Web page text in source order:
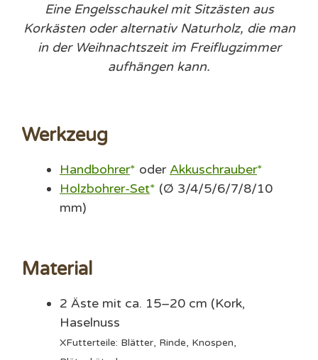
Eine Engelsschaukel mit Sitzästen aus
Korkästen oder alternativ Naturholz, die man
in der Weihnachtszeit im Freiflugzimmer
aufhängen kann.
Werkzeug
Handbohrer oder Akkuschrauber
Holzbohrer-Set
(Ø 3/4/5/6/7/8/10
mm)
Material
2 Äste mit ca. 15–20 cm (Kork,
Haselnuss
XFutterteile: Blätter, Rinde, Knospen,